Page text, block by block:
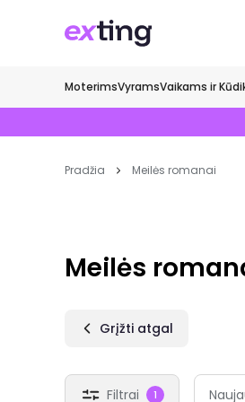
MoterimsVyramsVaikams ir
Pradžia Meilės romanai
Meilės
Grįžti atgal
Filtrai 1